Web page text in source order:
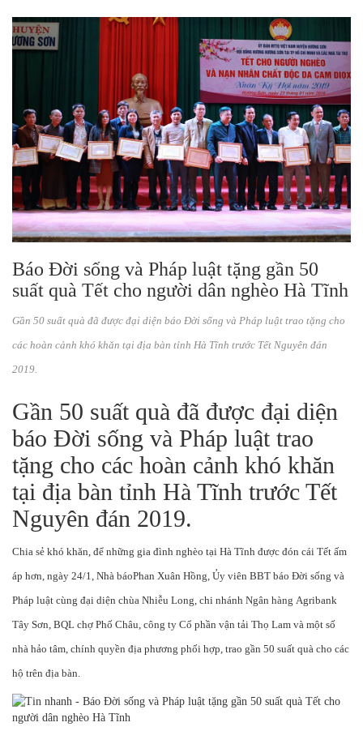
Báo Đời sống và Pháp luật tặng gần 50
suất quà Tết cho người dân nghèo Hà Tĩnh
Gần 50 suất quà đã được đại diện báo Đời sống và Pháp luật trao tặng cho
các hoàn cảnh khó khăn tại địa bàn tỉnh Hà Tĩnh trước Tết Nguyên đán
2019.
Gần 50 suất quà đã được đại diện
báo Đời sống và Pháp luật trao
tặng cho các hoàn cảnh khó khăn
tại địa bàn tỉnh Hà Tĩnh trước Tết
Nguyên đán 2019.
Chia sẻ khó khăn, để những gia đình nghèo tại Hà Tĩnh được đón cái Tết ấm
áp hơn, ngày 24/1, Nhà báoPhan Xuân Hồng, Ủy viên BBT báo Đời sống và
Pháp luật cùng đại diện chùa Nhiễu Long, chi nhánh Ngân hàng Agribank
Tây Sơn, BQL chợ Phố Châu, công ty Cổ phần vận tải Thọ Lam và một số
nhà hảo tâm, chính quyền địa phương phối hợp, trao gần 50 suất quà cho các
hộ trên địa bàn.